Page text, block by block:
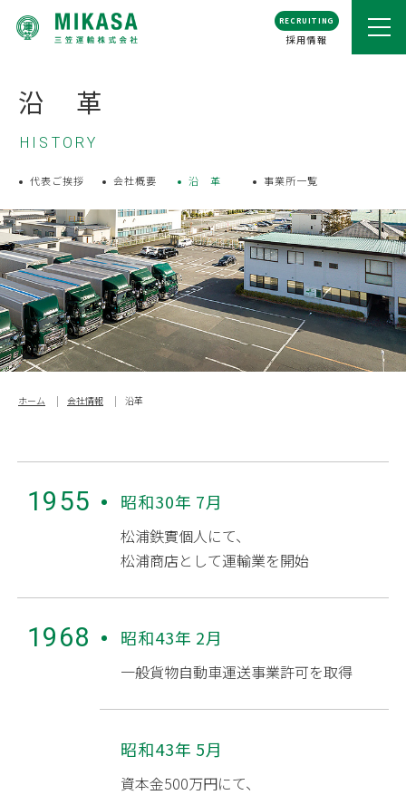
RECRUITING
採用情報
沿 革
HISTORY
代表ご挨拶 会社概要 沿 革 事業所一覧
ホーム 会社情報 沿革
1955 昭和30年 7月
松浦鉄實個人にて、
松浦商店として運輸業を開始
1968 昭和43年 2月
一般貨物自動車運送事業許可を取得
昭和43年 5月
資本金500万円にて、